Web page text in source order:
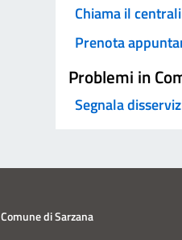
Chiama il
Prenota
Problemi in
Segnala
Comune di Sarzana